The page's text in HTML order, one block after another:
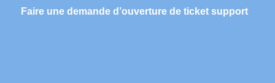
Faire une demande d’ouverture de ticket support